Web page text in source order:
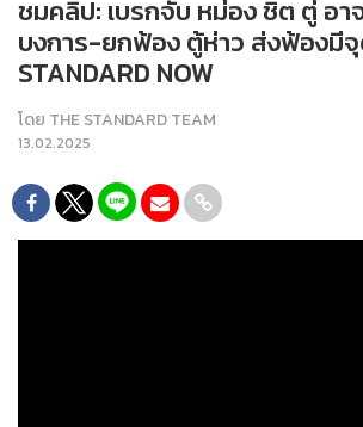
ชมคลิป: เบรกจับ หม่อง ชิต ตู่ อา
บงการ-ยกฟ้อง ตู้ห่าว ส่งฟ้องมี
STANDARD NOW
โดย THE STANDARD TEAM
13.02.2025